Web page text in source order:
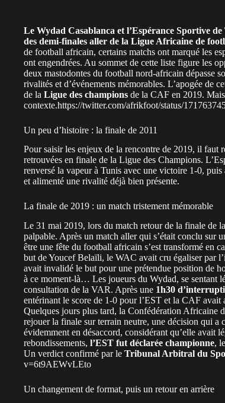
Le Wydad Casablanca et l’Espérance Sportive de
des demi-finales aller de la Ligue Africaine de
de football africain, certains matchs ont marqué les
ont engendrées. Au sommet de cette liste figure les
deux mastodontes du football nord-africain dépasse
rivalités et d’événements mémorables. L’apogée de
de la Ligue des champions de la CAF en 2019.
contexte.https://twitter.com/afrikfoot/status/
Un peu d’histoire : la finale de 2011
Pour saisir les enjeux de la rencontre de 2019, il faut
retrouvées en finale de la Ligue des Champions.
renversé la vapeur à Tunis avec une victoire 1-0,
et alimenté une rivalité déjà bien présente.
La finale de 2019 : un match tristement mémorable
Le 31 mai 2019, lors du match retour de la finale de
palpable. Après un match aller qui s’était conclu sur
être une fête du football africain s’est transformé en
but de Youcef Belaïli, le WAC avait cru égaliser par
avait invalidé le but pour une prétendue position de
à ce moment-là… Les joueurs du Wydad, se sentant
consultation de la VAR. Après une 1h30
entérinant le score de 1-0 pour l’EST et la CAF avait
Quelques jours plus tard, la Confédération Africaine
rejouer la finale sur terrain neutre, une décision qui a
évidemment en désaccord, considérant qu’elle avait
rebondissements, l’EST fut déclarée championne,
Un verdict confirmé par le Tribunal Arbitral du
v=6t9AEWvLEto
Un changement de format, puis un retour en arrière